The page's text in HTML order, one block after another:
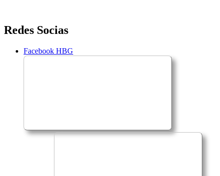
Saltar
para
conteúdo
Redes Socias
Facebook HBG